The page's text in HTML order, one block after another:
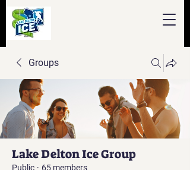
Groups
Lake Delton Ice Group
Public · 65 members